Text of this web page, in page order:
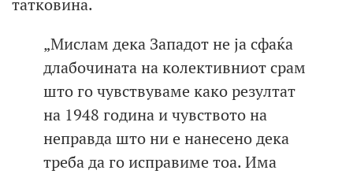
татковина.
„Мислам дека Западот не ја сфаќа
длабочината на колективниот срам
што го чувствуваме како резултат
на 1948 година и чувството на
неправда што ни е нанесено дека
треба да го исправиме тоа. Има